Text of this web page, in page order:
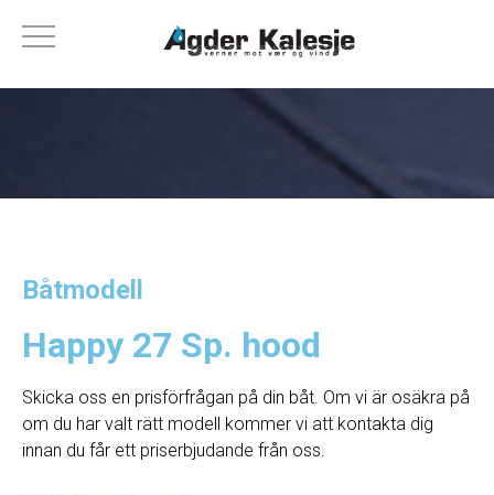
Båtmodell
Happy 27 Sp. hood
Skicka oss en prisförfrågan på din båt. Om vi ​​är osäkra på
om du har valt rätt modell kommer vi att kontakta dig
innan du får ett priserbjudande från oss.